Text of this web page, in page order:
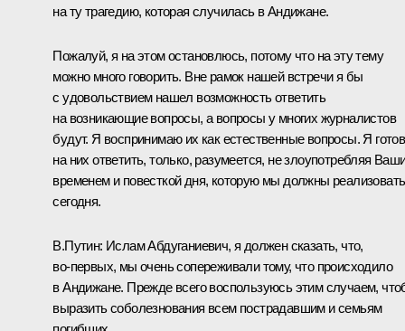
на ту трагедию, которая случилась в Андижане.
Пожалуй, я на этом остановлюсь, потому что на эту тему
можно много говорить. Вне рамок нашей встречи я бы
с удовольствием нашел возможность ответить
на возникающие вопросы, а вопросы у многих журналистов
будут. Я воспринимаю их как естественные вопросы. Я готов
на них ответить, только, разумеется, не злоупотребляя
временем и повесткой дня, которую мы должны реализовать
сегодня.
В.Путин: Ислам Абдуганиевич, я должен сказать, что,
во‑первых, мы очень сопереживали тому, что происходило
в Андижане. Прежде всего воспользуюсь этим случаем,
выразить соболезнования всем пострадавшим и семьям